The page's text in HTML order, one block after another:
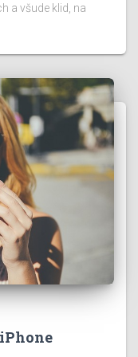
a všude klid, na